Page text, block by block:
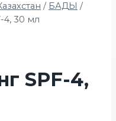
/ БАДЫ /
4, 30 мл
SPF-4,